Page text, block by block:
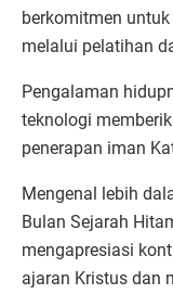
berkomitmen
melalui pelatihan
Pengalaman
teknologi
penerapan iman
Mengenal lebih
Bulan Sejarah
mengapresiasi
ajaran Kristus dan